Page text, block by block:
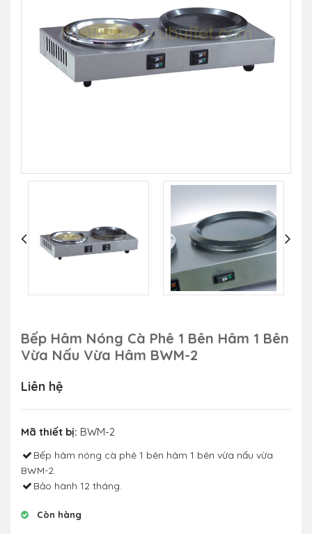
Bếp Hâm Nóng Cà Phê 1 Bên Hâm 1 Bên
Vừa Nấu Vừa Hâm BWM-2
Liên hệ
Mã thiết bị: BWM-2
Bếp hâm nóng cà phê 1 bên hâm 1 bên vừa nấu vừa
BWM-2.
Bảo hành 12 tháng.
Còn hàng